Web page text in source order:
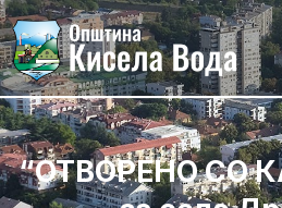
Skip
to
content
“ОТВОРЕНО СО